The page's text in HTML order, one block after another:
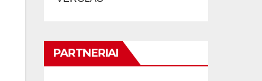
PARTNERIAI